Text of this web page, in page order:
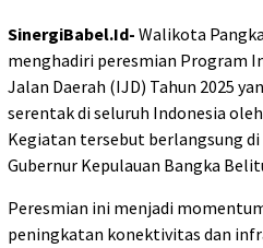
SinergiBabel.Id- Walikota
menghadiri peresmian Program
Jalan Daerah (IJD) Tahun 2025
serentak di seluruh Indonesia
Kegiatan tersebut berlangsung di
Gubernur Kepulauan Bangka
Peresmian ini menjadi
peningkatan konektivitas dan